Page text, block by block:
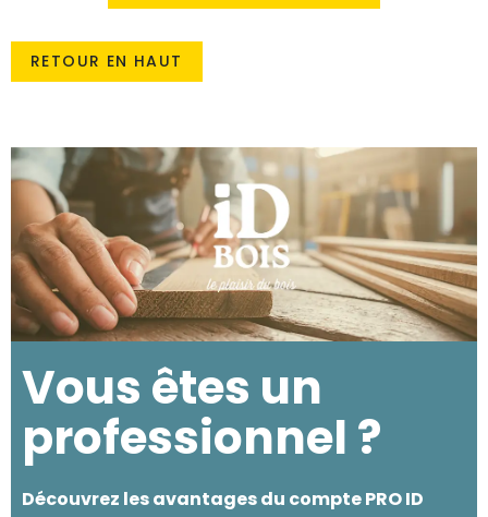
RETOUR EN HAUT
Vous êtes un
professionnel ?
Découvrez les avantages du compte PRO ID